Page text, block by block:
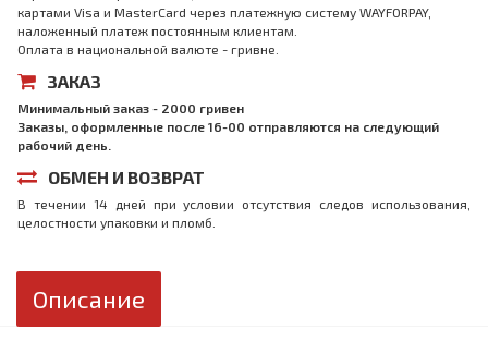
картами Visa и MasterCard через платежную систему WAYFORPAY,
наложенный платеж постоянным клиентам.
Оплата в национальной валюте - гривне.
ЗАКАЗ
Минимальный заказ - 2000 гривен
Заказы, оформленные после 16-00 отправляются на следующий
рабочий день.
ОБМЕН И ВОЗВРАТ
В течении 14 дней при условии отсутствия следов использования,
целостности упаковки и пломб.
Описание